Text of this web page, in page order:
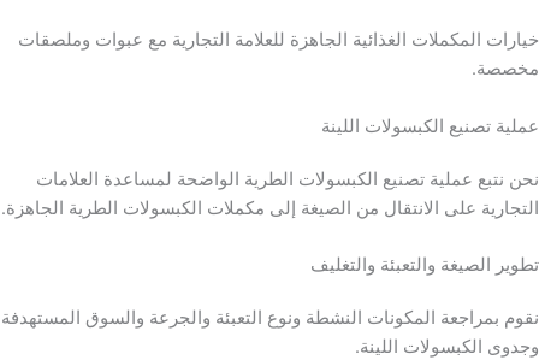
خيارات المكملات الغذائية الجاهزة للعلامة التجارية مع عبوات وملصقات
مخصصة.
عملية تصنيع الكبسولات اللينة
نحن نتبع عملية تصنيع الكبسولات الطرية الواضحة لمساعدة العلامات
التجارية على الانتقال من الصيغة إلى مكملات الكبسولات الطرية الجاهزة.
تطوير الصيغة والتعبئة والتغليف
نقوم بمراجعة المكونات النشطة ونوع التعبئة والجرعة والسوق المستهدفة
وجدوى الكبسولات اللينة.